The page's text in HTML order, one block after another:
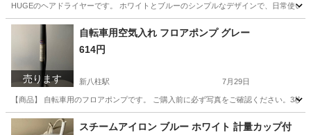
HUGEのヘアドライヤーです。 ホワイトとブルーのシンプルなデザインで、日常使
千葉 松戸市 新八柱駅 美容家電 ヘアドライヤー
売ります
自転車用空気入れ フロアポンプ グレー
614円
新八柱駅 7月29日
【商品】 自転車用のフロアポンプです。 ご購入前に必ず写真をご確認ください。3
千葉 松戸市 新八柱駅 その他 空気入れ
スチームアイロン ブルー ホワイト 計量カップ付